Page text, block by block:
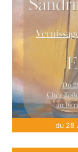
du 28